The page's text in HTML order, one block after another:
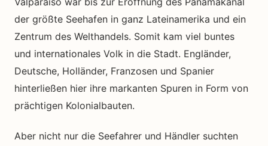
der größte Seehafen in ganz Lateinamerika und ein
Zentrum des Welthandels. Somit kam viel buntes
und internationales Volk in die Stadt. Engländer,
Deutsche, Holländer, Franzosen und Spanier
hinterließen hier ihre markanten Spuren in Form von
prächtigen Kolonialbauten.
Aber nicht nur die Seefahrer und Händler suchten